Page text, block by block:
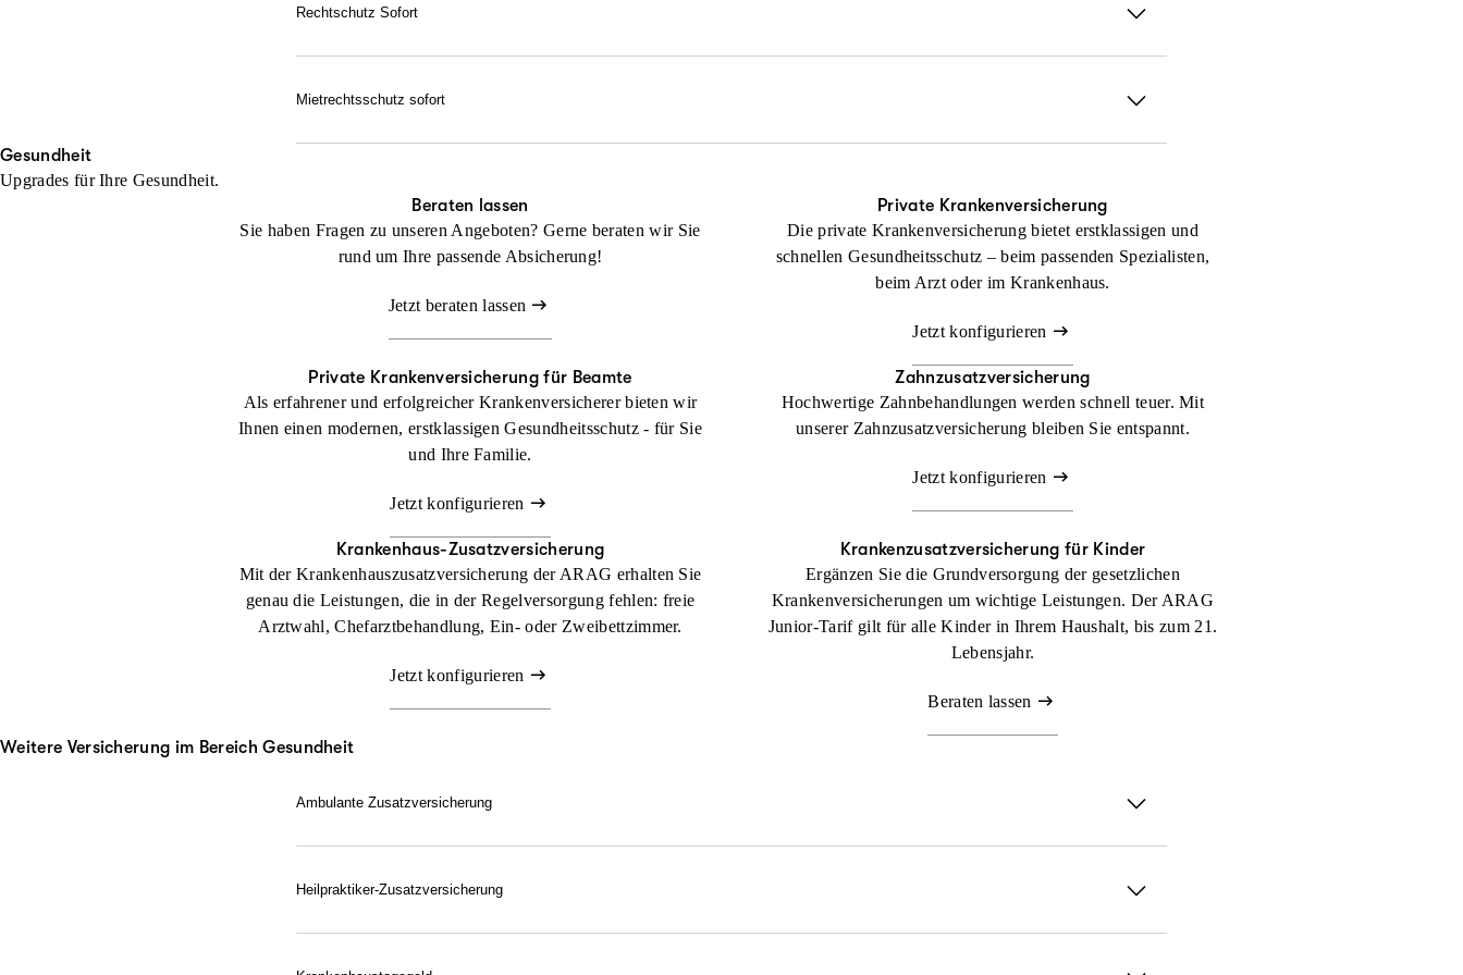
Gerichtskosten – wenn erforderlich auch durch alle Instanzen.
Jetzt konfigurieren Beraten lassen
Rechtschutz Sofort
Mietrechtsschutz sofort
Jetzt konfigurieren Beraten lassen
Gesundheit
Upgrades für Ihre Gesundheit.
Beraten lassen
Sie haben Fragen zu unseren Angeboten? Gerne beraten wir Sie
rund um Ihre passende Absicherung!
Jetzt beraten lassen
Private Krankenversicherung
Die private Krankenversicherung bietet erstklassigen und
schnellen Gesundheitsschutz – beim passenden Spezialisten,
beim Arzt oder im Krankenhaus.
Jetzt konfigurieren
Private Krankenversicherung für Beamte
Als erfahrener und erfolgreicher Krankenversicherer bieten wir
Ihnen einen modernen, erstklassigen Gesundheitsschutz - für Sie
und Ihre Familie.
Jetzt konfigurieren
Zahnzusatzversicherung
Hochwertige Zahnbehandlungen werden schnell teuer. Mit
unserer Zahnzusatzversicherung bleiben Sie entspannt.
Jetzt konfigurieren
Krankenhaus-Zusatzversicherung
Mit der Krankenhauszusatzversicherung der ARAG erhalten Sie
genau die Leistungen, die in der Regelversorgung fehlen: freie
Arztwahl, Chefarztbehandlung, Ein- oder Zweibettzimmer.
Jetzt konfigurieren
Krankenzusatz­versicherung für Kinder
Ergänzen Sie die Grundversorgung der gesetzlichen
Krankenversicherungen um wichtige Leistungen. Der ARAG
Junior-Tarif gilt für alle Kinder in Ihrem Haushalt, bis zum 21.
Lebensjahr.
Beraten lassen
Weitere Versicherung im Bereich Gesundheit
Ambulante Zusatzversicherung
Heilpraktiker-Zusatzversicherung
alternativen Heilmitteln.